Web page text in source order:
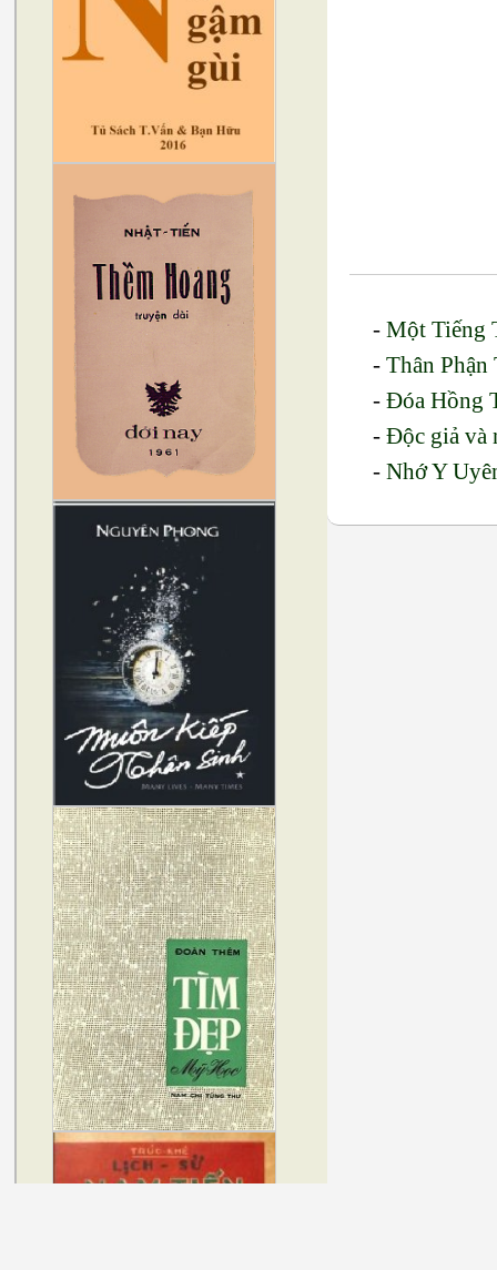
-Một Tiếng
-Thân
-Đóa Hồng
-Độc giả và
-Nhớ Y